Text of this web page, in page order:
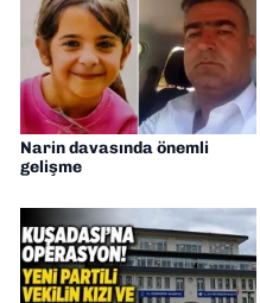
Narin davasında önemli
gelişme